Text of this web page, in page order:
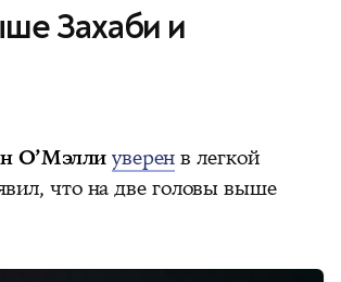
Захаби и
О’Мэллиуверенв легкой
что на две головы выше